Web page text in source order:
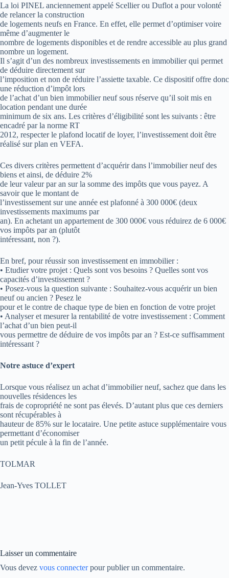
La loi PINEL anciennement appelé Scellier ou Duflot a pour volonté
de relancer la construction
de logements neufs en France. En effet, elle permet d’optimiser voire
même d’augmenter le
nombre de logements disponibles et de rendre accessible au plus grand
nombre un logement.
Il s’agit d’un des nombreux investissements en immobilier qui permet
de déduire directement sur
l’imposition et non de réduire l’assiette taxable. Ce dispositif offre donc
une réduction d’impôt lors
de l’achat d’un bien immobilier neuf sous réserve qu’il soit mis en
location pendant une durée
minimum de six ans. Les critères d’éligibilité sont les suivants : être
encadré par la norme RT
2012, respecter le plafond locatif de loyer, l’investissement doit être
réalisé sur plan en VEFA.
Ces divers critères permettent d’acquérir dans l’immobilier neuf des
biens et ainsi, de déduire 2%
de leur valeur par an sur la somme des impôts que vous payez. A
savoir que le montant de
l’investissement sur une année est plafonné à 300 000€ (deux
investissements maximums par
an). En achetant un appartement de 300 000€ vous réduirez de 6 000€
vos impôts par an (plutôt
intéressant, non ?).
En bref, pour réussir son investissement en immobilier :
• Etudier votre projet : Quels sont vos besoins ? Quelles sont vos
capacités d’investissement ?
• Posez-vous la question suivante : Souhaitez-vous acquérir un bien
neuf ou ancien ? Pesez le
pour et le contre de chaque type de bien en fonction de votre projet
• Analyser et mesurer la rentabilité de votre investissement : Comment
l’achat d’un bien peut-il
vous permettre de déduire de vos impôts par an ? Est-ce suffisamment
intéressant ?
Notre astuce d’expert
Lorsque vous réalisez un achat d’immobilier neuf, sachez que dans les
nouvelles résidences les
frais de copropriété ne sont pas élevés. D’autant plus que ces derniers
sont récupérables à
hauteur de 85% sur le locataire. Une petite astuce supplémentaire vous
permettant d’économiser
un petit pécule à la fin de l’année.
TOLMAR
Jean-Yves TOLLET
Laisser un commentaire
Vous devez vous connecterpour publier un commentaire.